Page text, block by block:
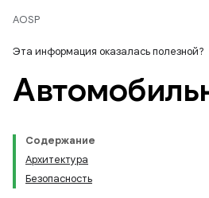
AOSP
Эта информация оказалась полезной?
Содержание
Архитектура
Безопасность